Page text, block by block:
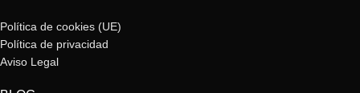
Política de cookies (UE)
Política de privacidad
Aviso Legal